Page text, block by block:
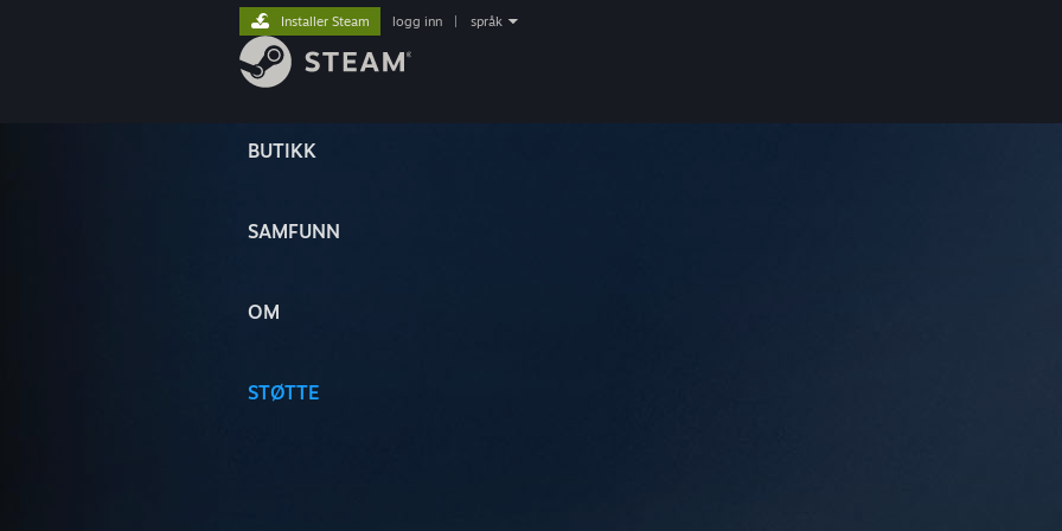
BUTIKK
SAMFUNN
OM
STØTTE
Installer Steam logg inn språk